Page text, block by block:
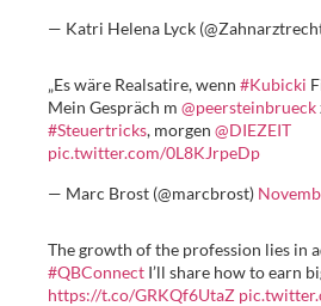
— Katri Helena Lyck
„Es wäre Realsatire, wenn #Kubicki
Mein Gespräch m @peersteinbrueck
#Steuertricks, morgen @DIEZEIT
pic.twitter.com/0L8KJrpeDp
— Marc Brost (@marcbrost)
The growth of the profession lies in
#QBConnect I’ll share how to earn
https://t.co/GRKQf6UtaZ